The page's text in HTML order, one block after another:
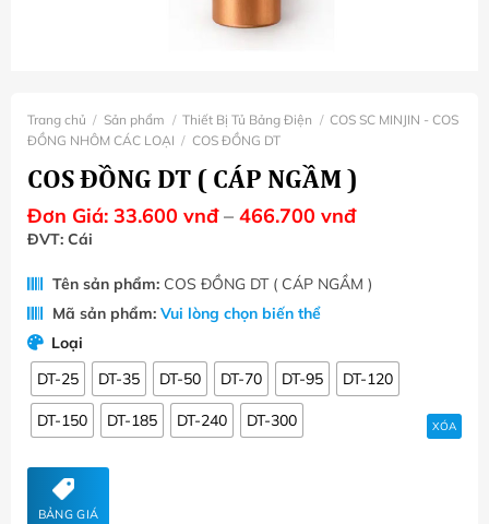
Trang chủ / Sản phẩm / Thiết Bị Tủ Bảng Điện / COS SC MINJIN - COS
ĐỒNG NHÔM CÁC LOẠI / COS ĐỒNG DT
COS ĐỒNG DT ( CÁP NGẦM )
Đơn Giá: 33.600 vnđ – 466.700 vnđKhoảng
33.600 VNĐ
đến
ĐVT: Cái
Tên sản phẩm:COS ĐỒNG DT ( CÁP NGẦM )
Mã sản phẩm: Vui lòng chọn biến thể
Loại
DT-25
DT-35 DT-50 DT-70 DT-95 DT-120
DT-150 DT-185 DT-240 DT-300 XÓA
BẢNG GIÁ